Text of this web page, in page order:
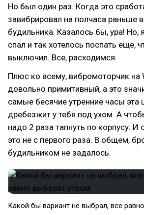
Но был один раз. Когда это
завибрировал на полчаса раньше
будильника. Казалось бы, ура! Но,
спал и так хотелось поспать еще,
выключил. Все, расходимся.
Плюс ко всему, вибромоторчик на
довольно примитивный, а это
самые бесячие утренние часы эта
дребезжит у тебя под ухом. А
надо 2 раза тапнуть по корпусу. И
это не с первого раза. В общем,
будильником не задалось.
Какой бы вариант не выбрал, все